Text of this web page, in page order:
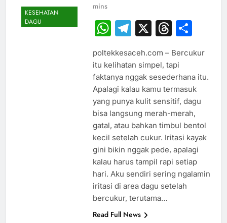
KESEHATAN
DAGU
mins
WhatsApp
Telegram
X
poltekkesaceh.com – Bercukur
itu kelihatan simpel, tapi
faktanya nggak sesederhana itu.
Apalagi kalau kamu termasuk
yang punya kulit sensitif, dagu
bisa langsung merah-merah,
gatal, atau bahkan timbul bentol
kecil setelah cukur. Iritasi kayak
gini bikin nggak pede, apalagi
kalau harus tampil rapi setiap
hari. Aku sendiri sering ngalamin
iritasi di area dagu setelah
bercukur, terutama…
Read Full News